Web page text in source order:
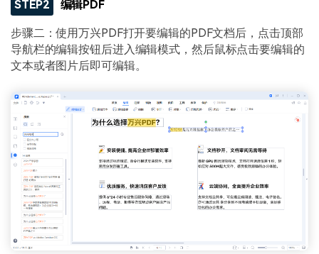
STEP2 编辑PDF
步骤二：使用万兴PDF打开要编辑的PDF文档后，点击顶部
导航栏的编辑按钮后进入编辑模式，然后鼠标点击要编辑的
文本或者图片后即可编辑。